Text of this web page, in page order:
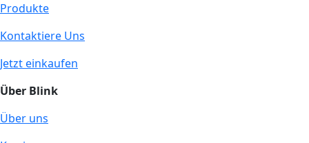
Produkte
Kontaktiere Uns
Jetzt einkaufen
Über Blink
Über uns